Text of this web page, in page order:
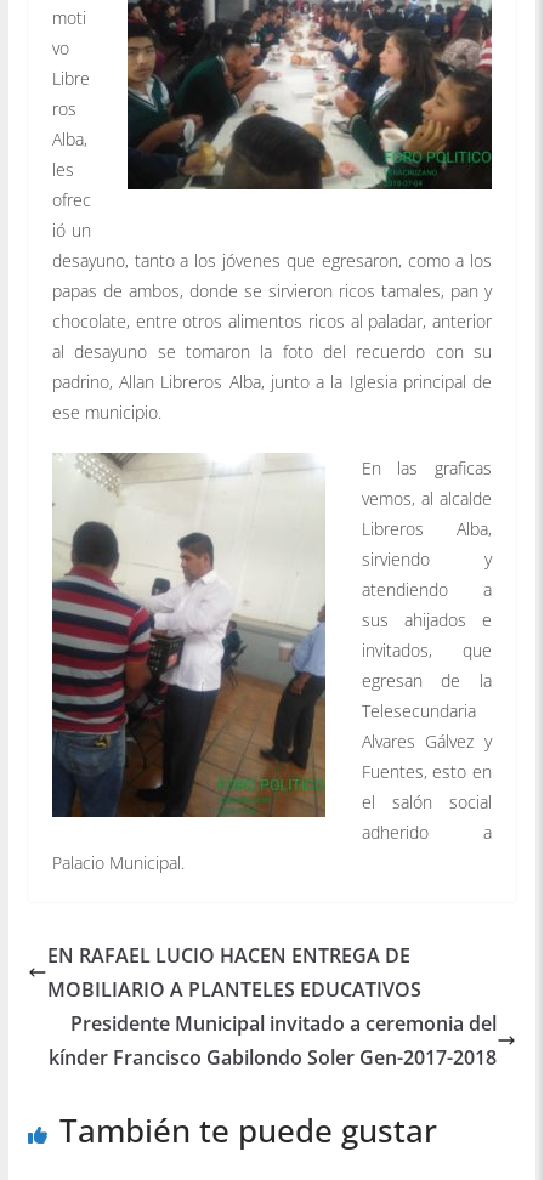
moti
vo
Libre
ros
Alba,
les
ofrec
ió un
desayuno, tanto a los jóvenes que egresaron, como a los
papas de ambos, donde se sirvieron ricos tamales, pan y
chocolate, entre otros alimentos ricos al paladar, anterior
al desayuno se tomaron la foto del recuerdo con su
padrino, Allan Libreros Alba, junto a la Iglesia principal de
ese municipio.
En las graficas
vemos, al alcalde
Libreros Alba,
sirviendo y
atendiendo a
sus ahijados e
invitados, que
egresan de la
Telesecundaria
Alvares Gálvez y
Fuentes, esto en
el salón social
adherido a
Palacio Municipal.
EN RAFAEL LUCIO HACEN ENTREGA DE
MOBILIARIO A PLANTELES EDUCATIVOS
Presidente Municipal invitado a ceremonia del
kínder Francisco Gabilondo Soler Gen-2017-2018
También te puede gustar